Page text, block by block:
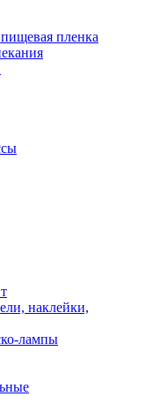
пленка
наклейки,
лампы